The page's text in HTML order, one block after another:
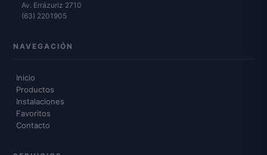
Av. Errázuriz 2710
(63) 2201905
NAVEGACIÓN
Inicio
Productos
Instalaciones
Favoritos
Contacto